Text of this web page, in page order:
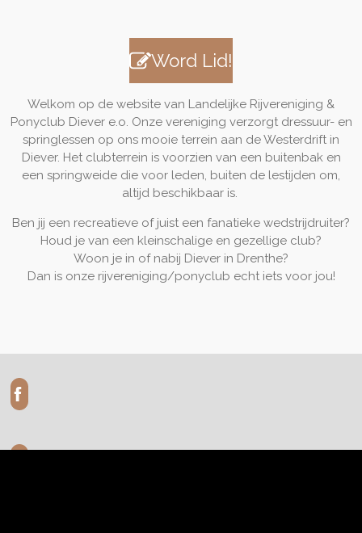
Word Lid!
Welkom op de website van Landelijke Rijvereniging &
Ponyclub Diever e.o. Onze vereniging verzorgt dressuur- en
springlessen op ons mooie terrein aan de Westerdrift in
Diever. Het clubterrein is voorzien van een buitenbak en
een springweide die voor leden, buiten de lestijden om,
altijd beschikbaar is.
Ben jij een recreatieve of juist een fanatieke wedstrijdruiter?
Houd je van een kleinschalige en gezellige club?
Woon je in of nabij Diever in Drenthe?
Dan is onze rijvereniging/ponyclub echt iets voor jou!